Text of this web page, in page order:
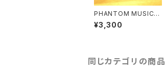
PHANTOM MUSIC O
RIGINAL CAP
¥3,300
同じカテゴリの商品